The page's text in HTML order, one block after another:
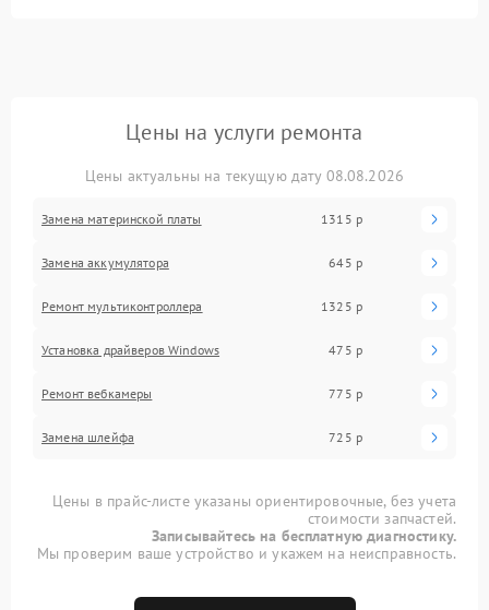
Цены на услуги ремонта
Цены актуальны на текущую дату 08.08.2026
Замена материнской платы 1315 р
Замена аккумулятора 645 р
Ремонт мультиконтроллера 1325 р
Установка драйверов Windows 475 р
Ремонт вебкамеры 775 р
Замена шлейфа 725 р
Цены в прайс-листе указаны ориентировочные, без учета
стоимости запчастей.
Записывайтесь на бесплатную диагностику.
Мы проверим ваше устройство и укажем на неисправность.